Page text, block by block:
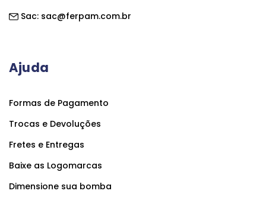
Sac: sac@ferpam.com.br
Ajuda
Formas de Pagamento
Trocas e Devoluções
Fretes e Entregas
Baixe as Logomarcas
Dimensione sua bomba